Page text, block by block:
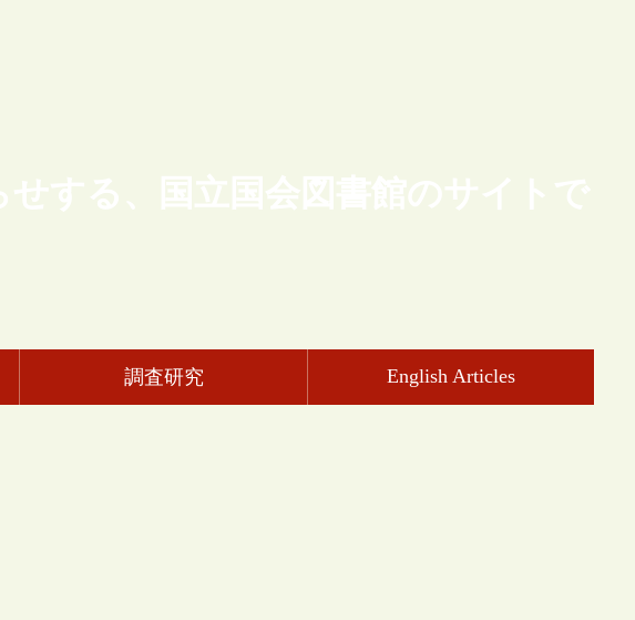
する、国立国会図書館のサイトで
調査研究 English Articles